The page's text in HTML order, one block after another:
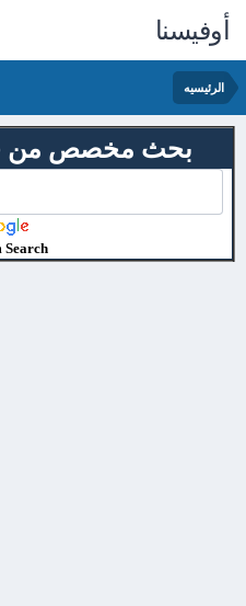
أوفيسنا
الرئيسيه
بحث مخصص من
Search